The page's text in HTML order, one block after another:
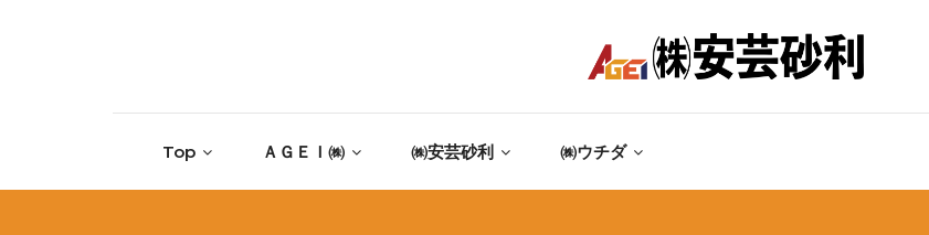
Top ＡＧＥＩ㈱ ㈱安芸砂利 ㈱ウチダ